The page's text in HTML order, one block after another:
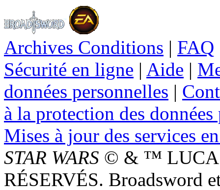
Archives Conditions | FAQ
Sécurité en ligne | Aide |
données personnelles |
à la protection des
Mises à jour des services
STAR WARS © & ™
RÉSERVÉS. Broadsword